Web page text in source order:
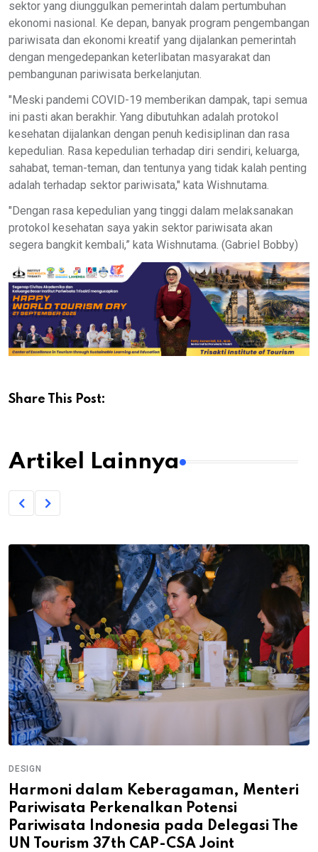
sektor yang diunggulkan pemerintah dalam pertumbuhan
ekonomi nasional. Ke depan, banyak program pengembangan
pariwisata dan ekonomi kreatif yang dijalankan pemerintah
dengan mengedepankan keterlibatan masyarakat dan
pembangunan pariwisata berkelanjutan.
"Meski pandemi COVID-19 memberikan dampak, tapi semua
ini pasti akan berakhir. Yang dibutuhkan adalah protokol
kesehatan dijalankan dengan penuh kedisiplinan dan rasa
kepedulian. Rasa kepedulian terhadap diri sendiri, keluarga,
sahabat, teman-teman, dan tentunya yang tidak kalah penting
adalah terhadap sektor pariwisata," kata Wishnutama.
"Dengan rasa kepedulian yang tinggi dalam melaksanakan
protokol kesehatan saya yakin sektor pariwisata akan
segera bangkit kembali,” kata Wishnutama. (Gabriel Bobby)
Share This Post:
Artikel Lainnya
DESIGN
Harmoni dalam Keberagaman, Menteri
Pariwisata Perkenalkan Potensi
Pariwisata Indonesia pada Delegasi The
UN Tourism 37th CAP-CSA Joint